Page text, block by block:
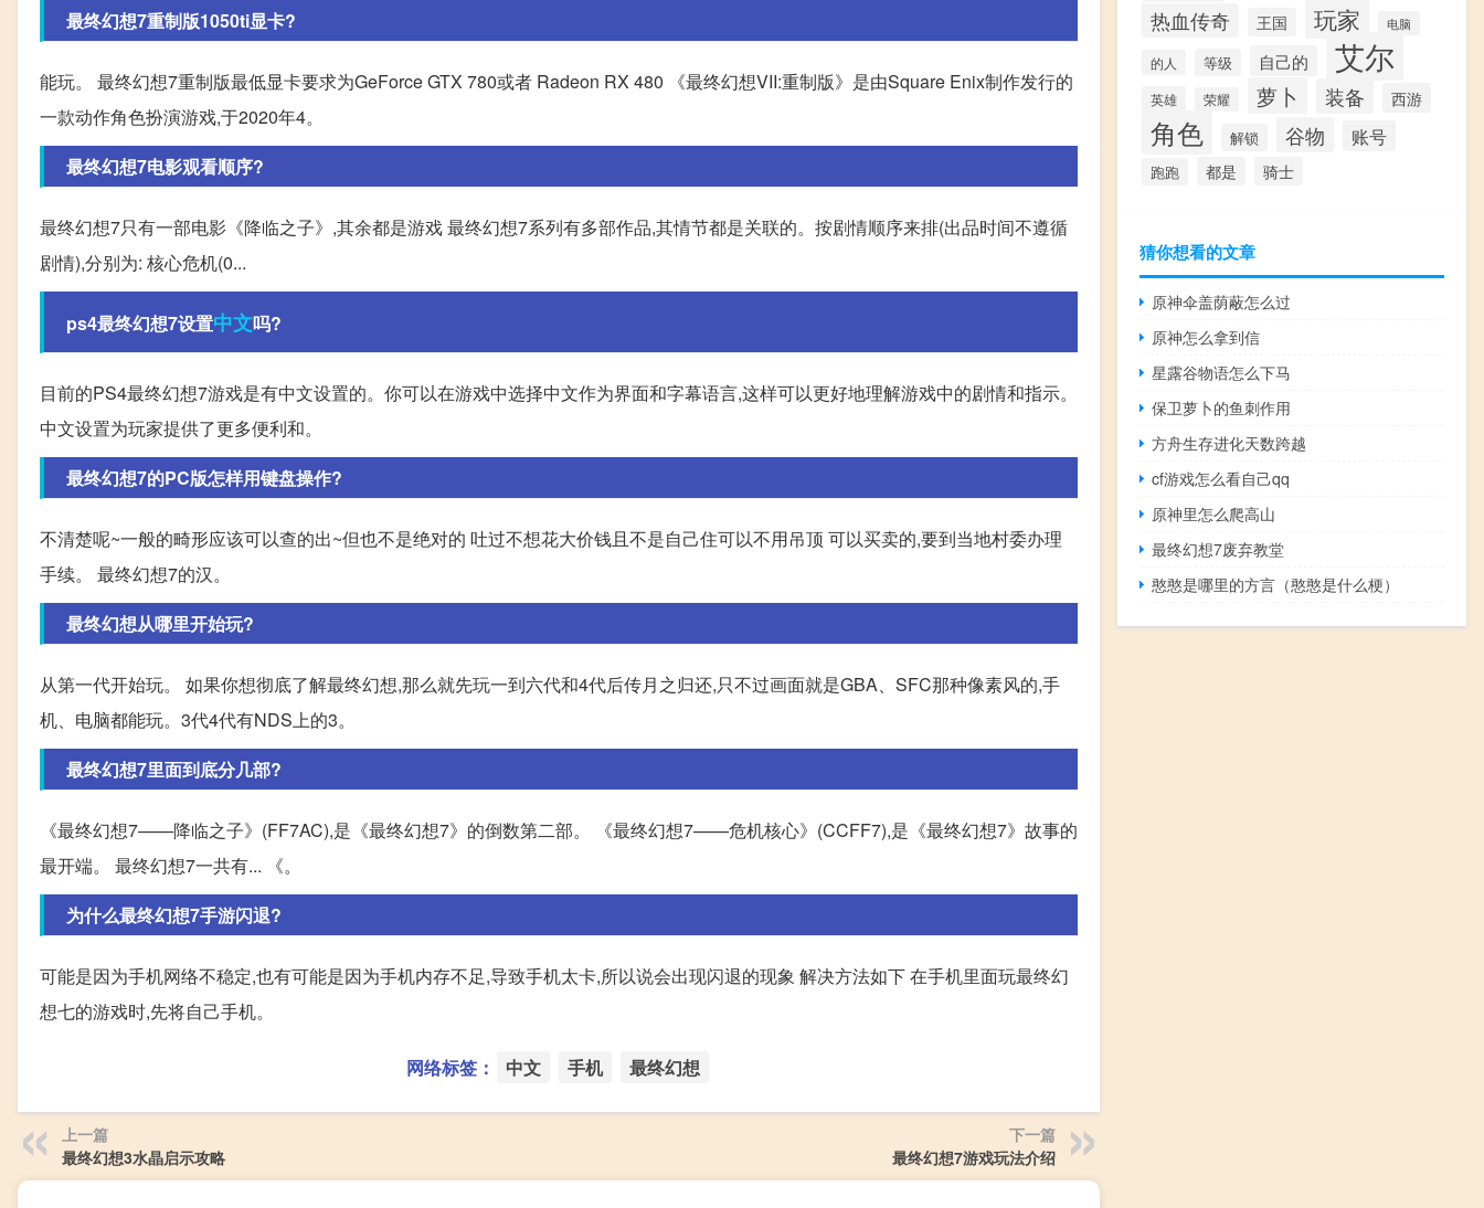
最终幻想7重制版1050ti显卡?
能玩。 最终幻想7重制版最低显卡要求为GeForce GTX 780或者 Radeon RX 480 《最终幻想VII:重制版》是由Square Enix制作发行的
一款动作角色扮演游戏,于2020年4。
最终幻想7电影观看顺序?
最终幻想7只有一部电影《降临之子》,其余都是游戏 最终幻想7系列有多部作品,其情节都是关联的。按剧情顺序来排(出品时间不遵循
剧情),分别为: 核心危机(0...
ps4最终幻想7设置中文吗?
目前的PS4最终幻想7游戏是有中文设置的。你可以在游戏中选择中文作为界面和字幕语言,这样可以更好地理解游戏中的剧情和指示。
中文设置为玩家提供了更多便利和。
最终幻想7的PC版怎样用键盘操作?
不清楚呢~一般的畸形应该可以查的出~但也不是绝对的 吐过不想花大价钱且不是自己住可以不用吊顶 可以买卖的,要到当地村委办理
手续。 最终幻想7的汉。
最终幻想从哪里开始玩?
从第一代开始玩。 如果你想彻底了解最终幻想,那么就先玩一到六代和4代后传月之归还,只不过画面就是GBA、SFC那种像素风的,手
机、电脑都能玩。3代4代有NDS上的3。
最终幻想7里面到底分几部?
《最终幻想7——降临之子》(FF7AC),是《最终幻想7》的倒数第二部。 《最终幻想7——危机核心》(CCFF7),是《最终幻想7》故事的
最开端。 最终幻想7一共有... 《。
为什么最终幻想7手游闪退?
可能是因为手机网络不稳定,也有可能是因为手机内存不足,导致手机太卡,所以说会出现闪退的现象 解决方法如下 在手机里面玩最终幻
想七的游戏时,先将自己手机。
网络标签： 中文 手机 最终幻想
上一篇
最终幻想3水晶启示攻略
下一篇
最终幻想7游戏玩法介绍
热血传奇 王国 玩家 电脑
的人 等级 自己的 艾尔
英雄 荣耀 萝卜 装备 西游
角色 解锁 谷物 账号
跑跑 都是 骑士
猜你想看的文章
原神伞盖荫蔽怎么过
原神怎么拿到信
星露谷物语怎么下马
保卫萝卜的鱼刺作用
方舟生存进化天数跨越
cf游戏怎么看自己qq
原神里怎么爬高山
最终幻想7废弃教堂
憨憨是哪里的方言（憨憨是什么梗）